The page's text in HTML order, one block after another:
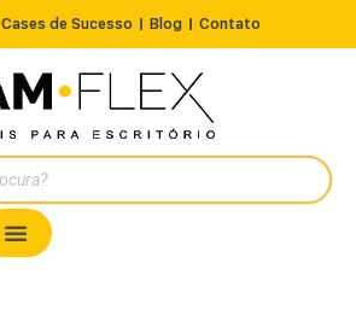
Cases de Sucesso Blog Contato